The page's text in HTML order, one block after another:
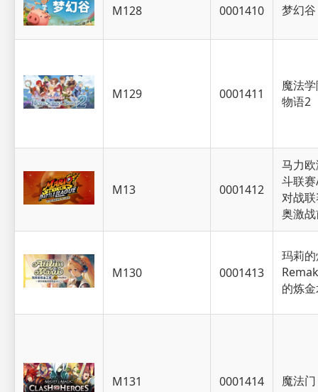
M128 0001410 梦幻谷
M129 0001411
魔法
物语2
M13 0001412
马力
斗联
对战
奥激
M130 0001413
玛莉
的炼
M131 0001414 魔法